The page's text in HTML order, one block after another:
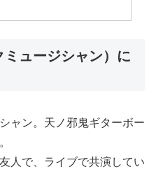
ュージシャン）に
ャン。天ノ邪鬼ギターボー
人で、ライブで共演してい